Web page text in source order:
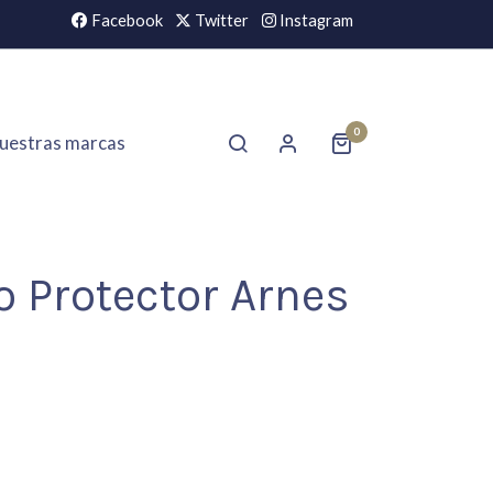
Facebook Twitter Instagram
marcas 0
Protector Arnes